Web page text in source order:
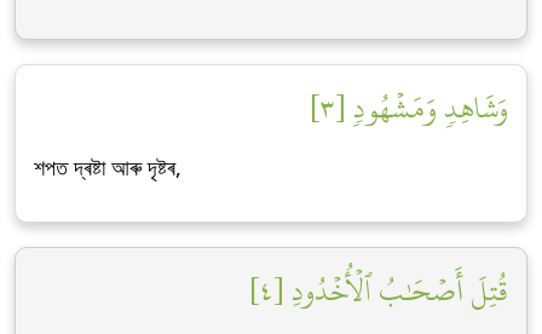
وَشَاهِدٖ وَمَشۡهُودٖ [٣]
শপত দ্ৰষ্টা আৰু দৃষ্টৰ,
قُتِلَ أَصۡحَٰبُ ٱلۡأُخۡدُودِ [٤]